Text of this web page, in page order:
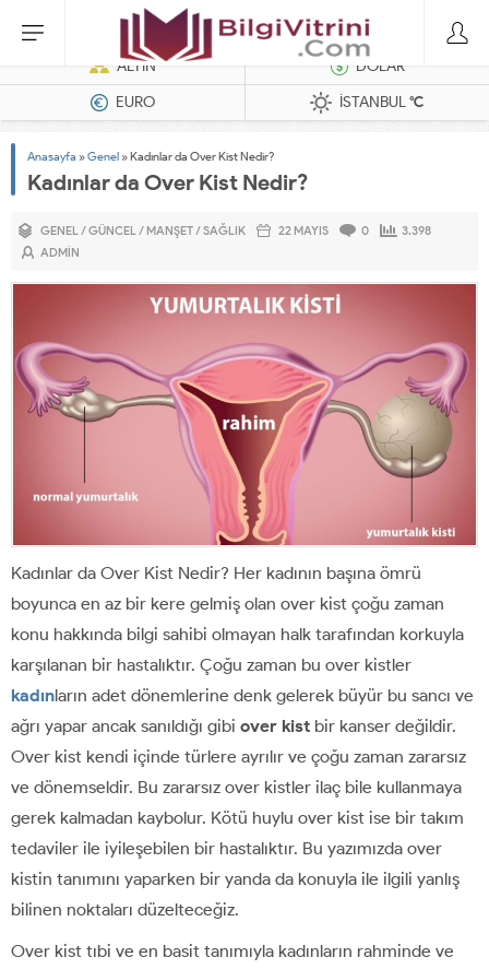
Dizel Jeneratörler
ALTIN
DOLAR
EURO
İSTANBUL°C
Anasayfa »Genel »Kadınlar da Over Kist Nedir?
Kadınlar da Over Kist Nedir?
GENEL/GÜNCEL/ MANŞET/SAĞLIK 22 MAYIS 0
3.398
ADMIN
Kadınlar da Over Kist Nedir? Her kadının başına ömrü
boyunca en az bir kere gelmiş olan over kist çoğu zaman
konu hakkında bilgi sahibi olmayan halk tarafından korkuyla
karşılanan bir hastalıktır. Çoğu zaman bu over kistler
kadınların adet dönemlerine denk gelerek büyür bu sancı ve
ağrı yapar ancak sanıldığı gibi over kist bir kanser değildir.
Over kist kendi içinde türlere ayrılır ve çoğu zaman zararsız
ve dönemseldir. Bu zararsız over kistler ilaç bile kullanmaya
gerek kalmadan kaybolur. Kötü huylu over kist ise bir takım
tedaviler ile iyileşebilen bir hastalıktır. Bu yazımızda over
kistin tanımını yaparken bir yanda da konuyla ile ilgili yanlış
bilinen noktaları düzelteceğiz.
Over kist tıbi ve en basit tanımıyla kadınların rahminde ve